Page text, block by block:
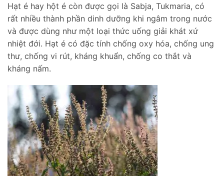
Hạt é hay hột é còn được gọi là Sabja, Tukmaria, có
rất nhiều thành phần dinh dưỡng khi ngâm trong nước
và được dùng như một loại thức uống giải khát xứ
nhiệt đới. Hạt é có đặc tính chống oxy hóa, chống ung
thư, chống vi rút, kháng khuẩn, chống co thắt và
kháng nấm.